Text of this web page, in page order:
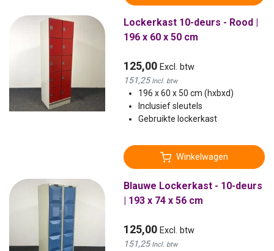
Lockerkast 10-deurs - Rood |
196 x 60 x 50 cm
125,00 Excl. btw
151,25Incl. btw
196 x 60 x 50 cm (hxbxd)
Inclusief sleutels
Gebruikte lockerkast
Winkelwagen
Blauwe Lockerkast - 10-deurs
| 193 x 74 x 56 cm
125,00 Excl. btw
151,25Incl. btw